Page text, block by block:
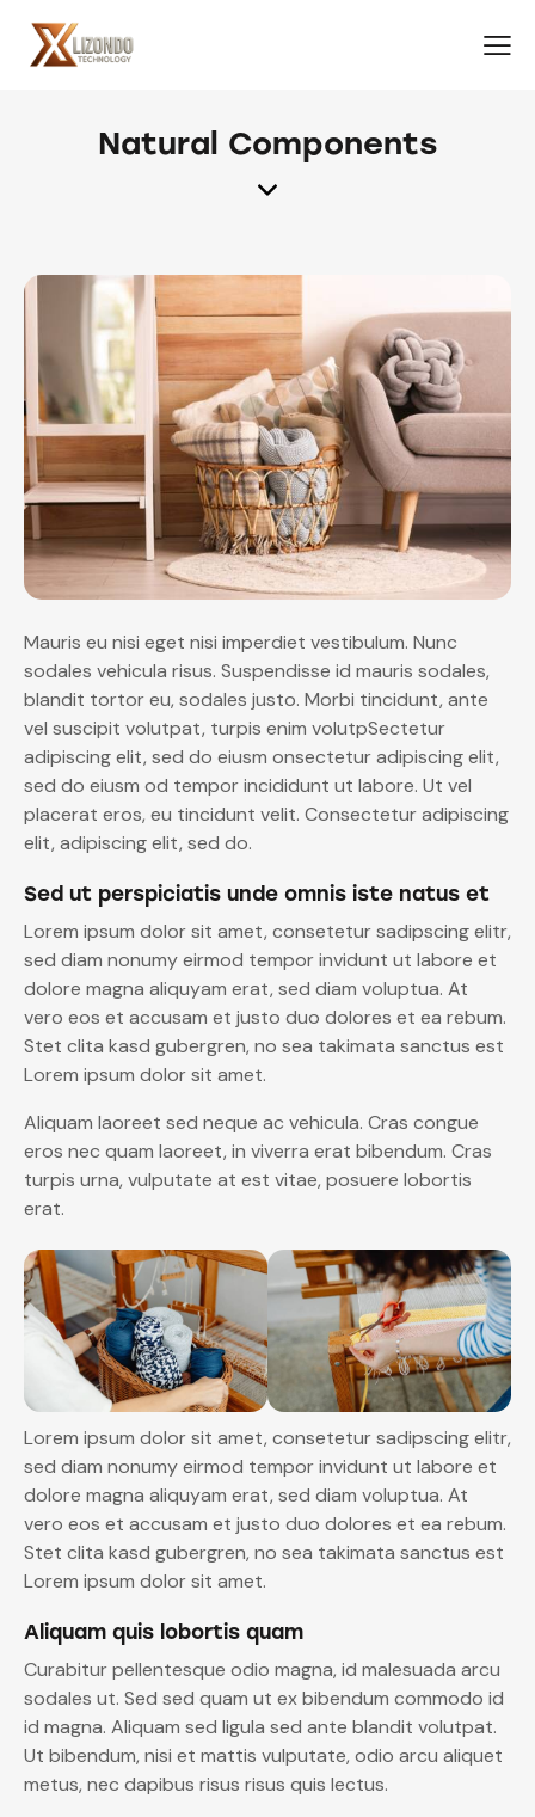
Natural Components
Mauris eu nisi eget nisi imperdiet vestibulum. Nunc
sodales vehicula risus. Suspendisse id mauris sodales,
blandit tortor eu, sodales justo. Morbi tincidunt, ante
vel suscipit volutpat, turpis enim volutpSectetur
adipiscing elit, sed do eiusm onsectetur adipiscing elit,
sed do eiusm od tempor incididunt ut labore. Ut vel
placerat eros, eu tincidunt velit. Consectetur adipiscing
elit, adipiscing elit, sed do.
Sed ut perspiciatis unde omnis iste natus et
Lorem ipsum dolor sit amet, consetetur sadipscing elitr,
sed diam nonumy eirmod tempor invidunt ut labore et
dolore magna aliquyam erat, sed diam voluptua. At
vero eos et accusam et justo duo dolores et ea rebum.
Stet clita kasd gubergren, no sea takimata sanctus est
Lorem ipsum dolor sit amet.
Aliquam laoreet sed neque ac vehicula. Cras congue
eros nec quam laoreet, in viverra erat bibendum. Cras
turpis urna, vulputate at est vitae, posuere lobortis
erat.
Lorem ipsum dolor sit amet, consetetur sadipscing elitr,
sed diam nonumy eirmod tempor invidunt ut labore et
dolore magna aliquyam erat, sed diam voluptua. At
vero eos et accusam et justo duo dolores et ea rebum.
Stet clita kasd gubergren, no sea takimata sanctus est
Lorem ipsum dolor sit amet.
Aliquam quis lobortis quam
Curabitur pellentesque odio magna, id malesuada arcu
sodales ut. Sed sed quam ut ex bibendum commodo id
id magna. Aliquam sed ligula sed ante blandit volutpat.
Ut bibendum, nisi et mattis vulputate, odio arcu aliquet
metus, nec dapibus risus risus quis lectus.